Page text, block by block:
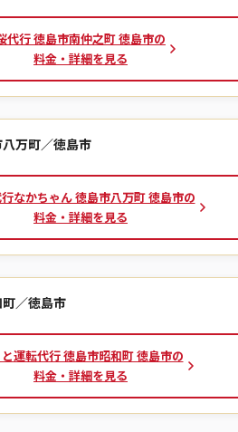
代行 徳島市南仲之町 徳島市の
料金・詳細を見る
万町／徳島市
なかちゃん 徳島市八万町 徳島市の
料金・詳細を見る
／徳島市
運転代行 徳島市昭和町 徳島市の
料金・詳細を見る